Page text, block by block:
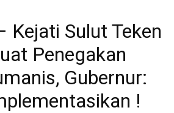
Kejati Sulut Teken
Penegakan
Gubernur:
!